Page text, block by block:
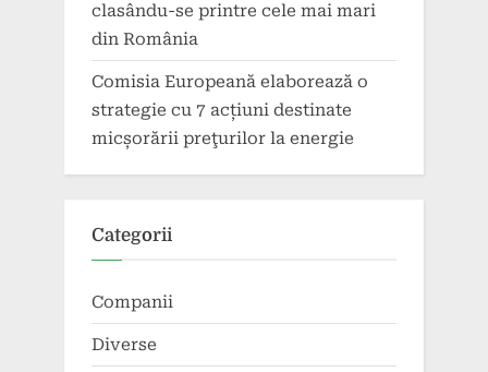
clasându-se printre cele mai mari
din România
Comisia Europeană elaborează o
strategie cu 7 acțiuni destinate
micșorării preţurilor la energie
Categorii
Companii
Diverse